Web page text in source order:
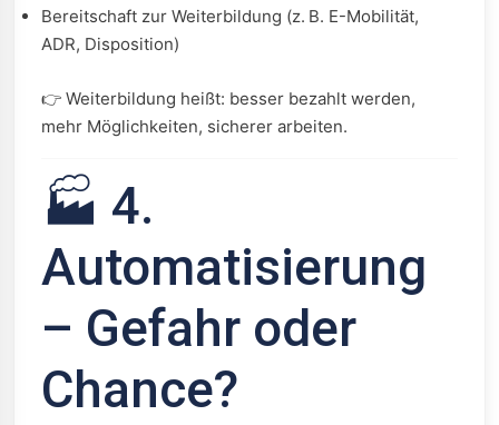
Bereitschaft zur Weiterbildung (z. B. E-Mobilität,
ADR, Disposition)
👉 Weiterbildung heißt: besser bezahlt werden,
mehr Möglichkeiten, sicherer arbeiten.
🏭 4.
Automatisierung
– Gefahr oder
Chance?